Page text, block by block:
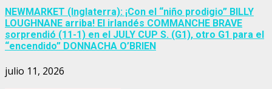
NEWMARKET (Inglaterra): ¡Con el “niño prodigio” BILLY
LOUGHNANE arriba! El irlandés COMMANCHE BRAVE
sorprendió (11-1) en el JULY CUP S. (G1), otro G1 para el
“encendido” DONNACHA O’BRIEN
julio 11, 2026